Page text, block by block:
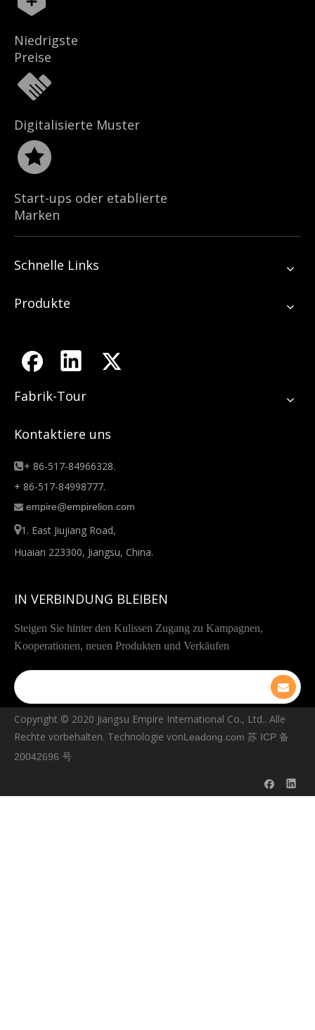
Niedrigste
Preise
Digitalisierte Muster
Start-ups oder etablierte
Marken
Schnelle Links
Produkte
Fabrik-Tour
Kontaktiere uns
+ 86-517-84966328.
+ 86-517-84998777.
 empire@empirelion.com
1. East Jiujiang Road,
Huaian 223300, Jiangsu, China.
IN VERBINDUNG BLEIBEN
Steigen Sie hinter den Kulissen Zugang zu Kampagnen,
Kooperationen, neuen Produkten und Verkäufen
Copyright © ️2020 Jiangsu Empire International Co., Ltd.. Alle
Rechte vorbehalten. Technologie vonLeadong.com 苏 ICP 备
20042696 号